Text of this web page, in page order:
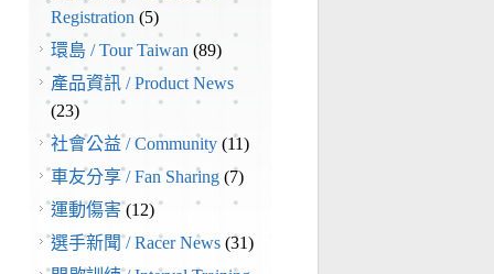
Registration (5)
環島 / Tour Taiwan (89)
產品資訊 / Product News
(23)
社會公益 / Community (11)
車友分享 / Fan Sharing (7)
運動傷害(12)
選手新聞 / Racer News (31)